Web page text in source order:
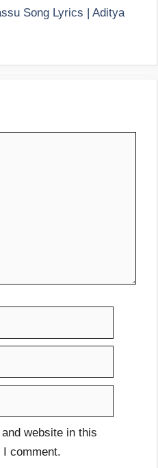
Song Lyrics | Aditya
website in this
comment.